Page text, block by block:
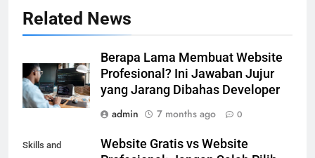
Related News
Berapa Lama Membuat Website
Profesional? Ini Jawaban Jujur
yang Jarang Dibahas Developer
admin
7 months ago 0
Skills and
Website Gratis vs Website